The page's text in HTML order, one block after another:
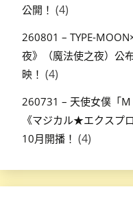
公開！ (4)
260801 – TYPE-
夜》（魔法使之夜）公
映！ (4)
260731 – 天使女僕「
《マジカル★エクスプ
10月開播！ (4)